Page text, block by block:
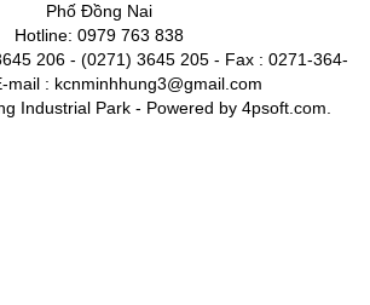
Phố Đồng Nai
Hotline: 0979 763 838
206 - (0271) 3645 205 - Fax : 0271-364-
mail : kcnminhhung3@gmail.com
Industrial Park - Powered by 4psoft.com.